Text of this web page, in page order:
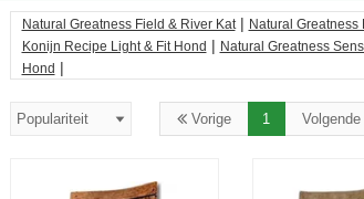
Natural Greatness Field & River Kat| Natural
Konijn Recipe Light & Fit Hond | Natural Greatness
Hond |
Vorige 1 Volgende